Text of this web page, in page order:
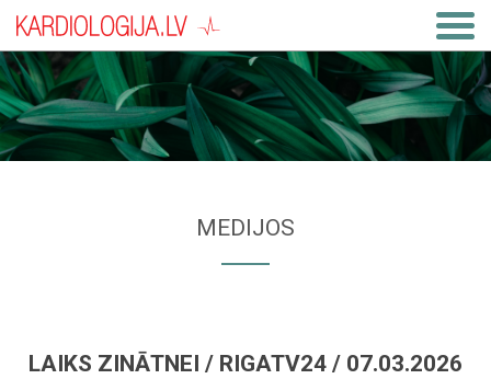
MEDIJOS
LAIKS ZINĀTNEI / RIGATV24 / 07.03.2026